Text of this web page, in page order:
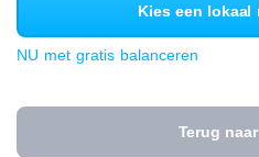
Kies een lokaal
NU met gratis balanceren
Terug